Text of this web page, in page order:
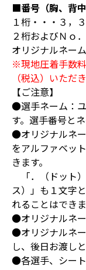
■番号（胸、背
１桁・・・３，
２桁およびＮｏ
オリジナルネー
※現地圧着手数
（税込）いただ
【ご注意】
●選手ネーム：
す。選手番号と
●オリジナルネ
をアルファベッ
きます。
「．（ドット
ス）」も１文字
れることはできま
●オリジナルネー
●オリジナルネ
し、後日お渡し
●各選手、シー